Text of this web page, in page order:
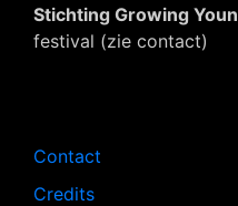
Stichting Growing
festival (zie contact)
Contact
Credits